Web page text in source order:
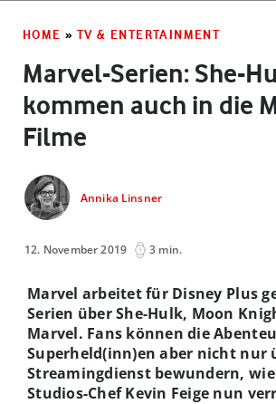
HOME » TV & ENTERTAINMENT
Marvel-Serien: She-
kommen auch in die
Filme
Annika Linsner
12. November 2019 3 min.
Marvel arbeitet für Disney Plus
Serien über She-Hulk, Moon
Marvel. Fans können die
Superheld(inn)en aber nicht nur
Streamingdienst bewundern,
Studios-Chef Kevin Feige nun